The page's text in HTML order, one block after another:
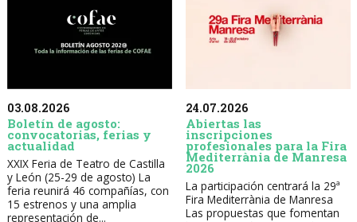
03.08.2026
Boletín de agosto:
convocatorias, ferias y
actualidad
XXIX Feria de Teatro de Castilla
y León (25-29 de agosto) La
feria reunirá 46 compañías, con
15 estrenos y una amplia
representación de...
24.07.2026
Abiertas las
inscripciones
profesionales para la Fira
Mediterrània de Manresa
2026
La participación centrará la 29ª
Fira Mediterrània de Manresa
Las propuestas que fomentan